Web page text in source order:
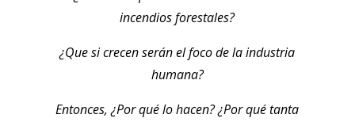
incendios forestales?
¿Que si crecen serán el foco de la industria
humana?
Entonces, ¿Por qué lo hacen? ¿Por qué tanta